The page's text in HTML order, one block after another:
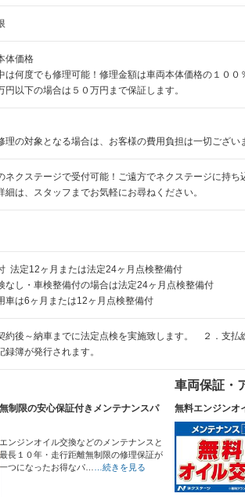
体価格
は何度でも修理可能！修理金額は車両本体価格の１０
円以下の場合は５０万円まで保証します。
理の対象となる場合は、お客様の費用負担は一切ござい
ネクステージで受付可能！ご遠方でネクステージに持ち
細は、スタッフまでお気軽にお尋ねください。
法定12ヶ月または法定24ヶ月点検整備付
なし・車検整備付の場合は法定24ヶ月点検整備付
車は6ヶ月または12ヶ月点検整備付
約後～納車までに法定点検を実施致します。 ２．支
録簿が発行されます。
制限の安心保証付きメンテナンスパ
エンジンオイル交換などのメンテナンスと
最長１０年・走行距離無制限の修理保証が
一つになったお得なパ…
…続きを見る
車両保証・
無料エンジンオ